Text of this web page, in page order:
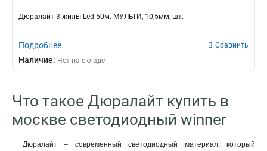
Дюралайт 3-жилы Led 50м. МУЛЬТИ, 10,5мм, шт.
Подробнее Сравнить
Наличие: Нет на складе
Что такое Дюралайт купить в
москве светодиодный winner
Дюралайт – современный светодиодный материал, который